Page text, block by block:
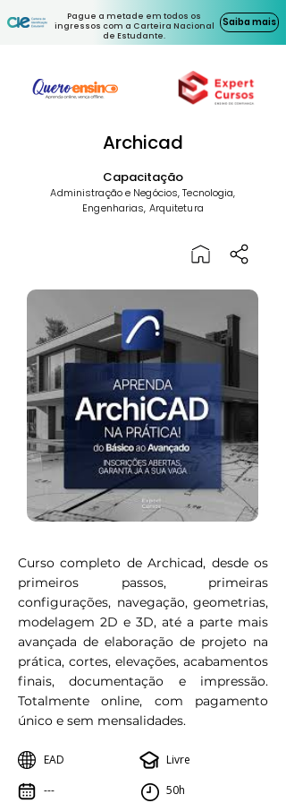
Pague a metade em todos os
ingressos com a Carteira Nacional
de Estudante.
Saiba mais
Archicad
Capacitação
Administração e Negócios, Tecnologia,
Engenharias, Arquitetura
Curso completo de Archicad, desde os
primeiros passos, primeiras
configurações, navegação, geometrias,
modelagem 2D e 3D, até a parte mais
avançada de elaboração de projeto na
prática, cortes, elevações, acabamentos
finais, documentação e impressão.
Totalmente online, com pagamento
único e sem mensalidades.
EAD
---
Livre
50h